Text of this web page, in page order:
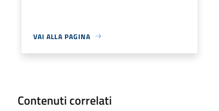
VAI ALLA PAGINA
Contenuti correlati